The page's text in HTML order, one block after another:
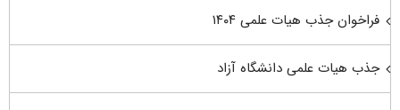
فراخوان جذب هیات علمی ۱۴۰۴
جذب هیات علمی دانشگاه آزاد